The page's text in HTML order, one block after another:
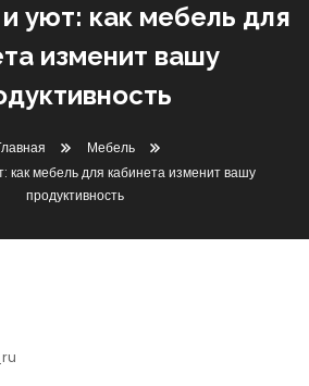
уют: как мебель для
изменит вашу
Мебель
как мебель для кабинета изменит вашу
продуктивность